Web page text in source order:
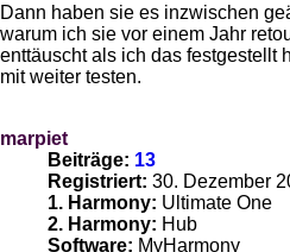
Dann haben sie es inzwischen
warum ich sie vor einem Jahr
enttäuscht als ich das festgestellt
mit weiter testen.
marpiet
Beiträge: 13
Registriert: 30. Dezember
1. Harmony: Ultimate One
2. Harmony: Hub
Software: MyHarmony